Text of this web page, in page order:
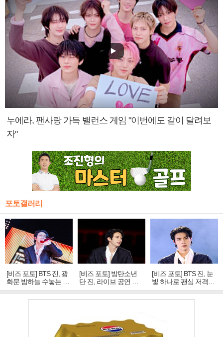
누에라, 팬사랑 가득 밸런스 게임 "이번에도 같이 달려보
자"
포토갤러리
[비즈 포토] BTS 진, 광
화문 밤하늘 수놓는 '비
주얼 킹'의 열창
[비즈 포토] 방탄소년
단 진, 라이브 공연 중
빛나는 독보적 아우라
[비즈 포토] BTS 진, 눈
빛 하나로 팬심 저격…
독보적 카리스마